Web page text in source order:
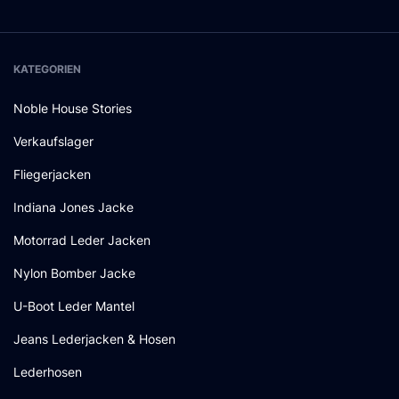
KATEGORIEN
Noble House Stories
Verkaufslager
Fliegerjacken
Indiana Jones Jacke
Motorrad Leder Jacken
Nylon Bomber Jacke
U-Boot Leder Mantel
Jeans Lederjacken & Hosen
Lederhosen